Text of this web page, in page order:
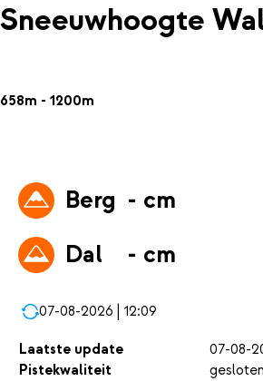
Sneeuwhoogte
658m - 1200m
Berg - cm
Dal
- cm
07-08-2026 | 12:09
Laatste update
07-08-
Pistekwaliteit
gesloten